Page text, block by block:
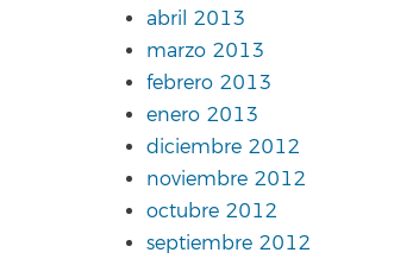
abril 2013
marzo 2013
febrero 2013
enero 2013
diciembre 2012
noviembre 2012
octubre 2012
septiembre 2012